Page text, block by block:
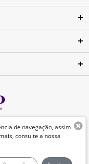
de navegação, assim
consulte a nossa